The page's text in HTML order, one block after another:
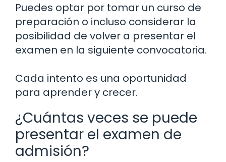
Puedes optar por tomar un curso de
preparación o incluso considerar la
posibilidad de volver a presentar el
examen en la siguiente convocatoria.
Cada intento es una oportunidad
para aprender y crecer.
¿Cuántas veces se puede
presentar el examen de
admisión?